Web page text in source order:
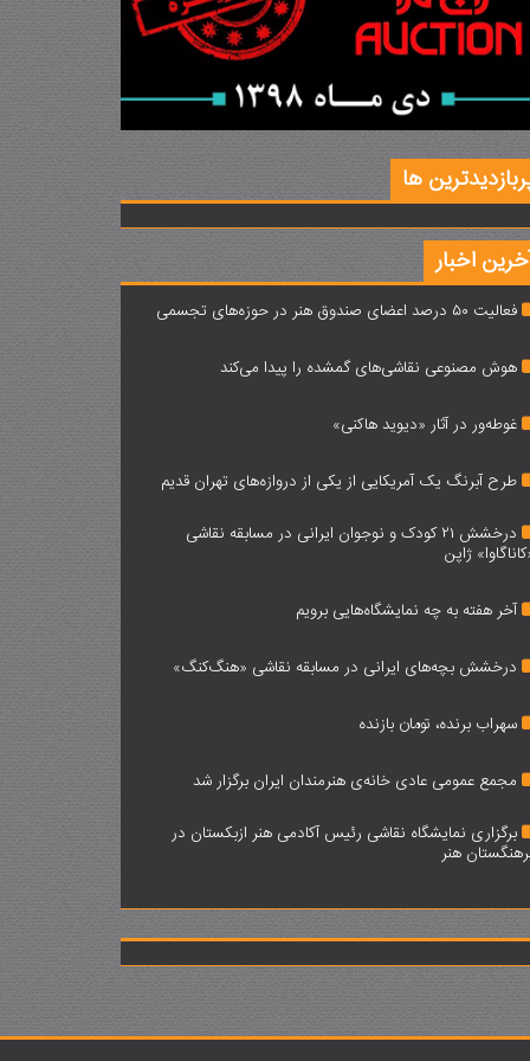
ها
اخبار
فعالیت 50 درصد اعضای صندوق هنر در حوزه‌های تجسمی
هوش مصنوعی نقاشی‌های گمشده را پیدا می‌کند
غوطه‌ور در آثار «دیوید هاکنی»‌
طرح آبرنگ یک آمریکایی از یکی از دروازه‌های تهران قدیم
درخشش 21 کودک و نوجوان ایرانی در مسابقه نقاشی
ژاپن
آخر هفته به چه نمایشگاه‌هایی برویم
درخشش بچه‌های ایرانی در مسابقه نقاشی «هنگ‌کنگ»
سهراب برنده، تومان بازنده
مجمع عمومی عادی خانه‌ی هنرمندان ایران برگزار شد
برگزاری نمایشگاه نقاشی رئیس آکادمی هنر ازبکستان در
هنر